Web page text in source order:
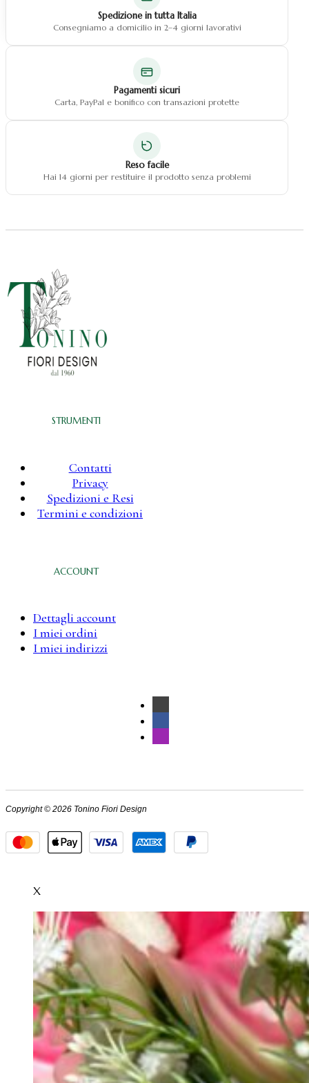
Natale centrotavola
Natale decorazioni
Spedizione in tutta Italia
Consegniamo a domicilio in 2–4 giorni lavorativi
Pagamenti sicuri
Carta, PayPal e bonifico con transazioni protette
Reso facile
Hai 14 giorni per restituire il prodotto senza problemi
STRUMENTI
Contatti
Privacy
Spedizioni e Resi
Termini e condizioni
ACCOUNT
Dettagli account
I miei ordini
I miei indirizzi
Copyright © 2026 Tonino Fiori Design
X